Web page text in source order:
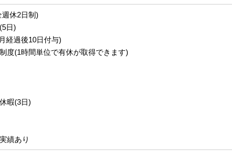
週休2日制)
日)
経過後10日付与)
度(1時間単位で有休が取得できます)
暇(3日)
績あり